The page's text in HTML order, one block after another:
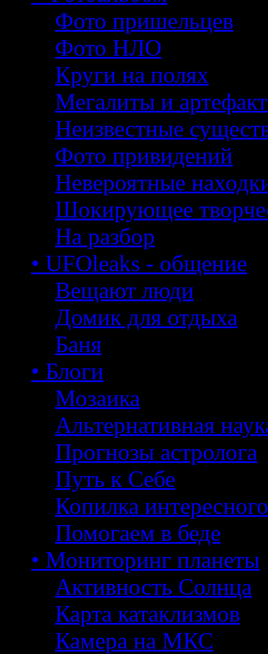
Фото пришельцев
Фото НЛО
Круги на полях
Мегалиты и
Неизвестные
Фото привидений
Невероятные
Шокирующее
На разбор
• UFOleaks - общение
Вещают люди
Домик для отдыха
Баня
• Блоги
Мозаика
Альтернативная
Прогнозы астролога
Путь к Себе
Копилка интересного
Помогаем в беде
• Мониторинг планеты
Активность Солнца
Карта катаклизмов
Камера на МКС